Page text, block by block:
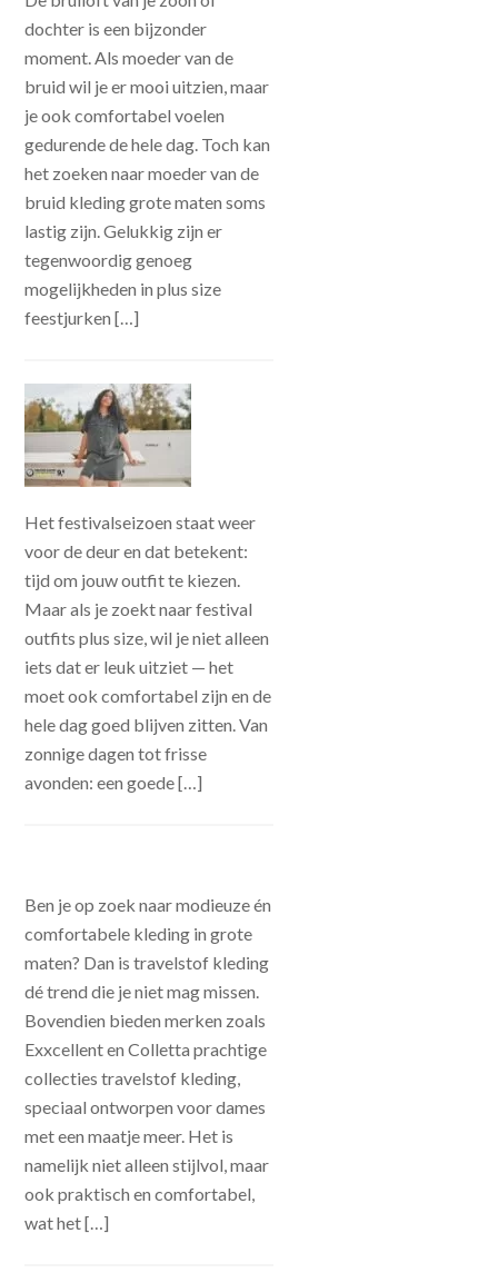
dochter is een bijzonder
moment. Als moeder van de
bruid wil je er mooi uitzien, maar
je ook comfortabel voelen
gedurende de hele dag. Toch kan
het zoeken naar moeder van de
bruid kleding grote maten soms
lastig zijn. Gelukkig zijn er
tegenwoordig genoeg
mogelijkheden in plus size
feestjurken […]
Het festivalseizoen staat weer
voor de deur en dat betekent:
tijd om jouw outfit te kiezen.
Maar als je zoekt naar festival
outfits plus size, wil je niet alleen
iets dat er leuk uitziet — het
moet ook comfortabel zijn en de
hele dag goed blijven zitten. Van
zonnige dagen tot frisse
avonden: een goede […]
Ben je op zoek naar modieuze én
comfortabele kleding in grote
maten? Dan is travelstof kleding
dé trend die je niet mag missen.
Bovendien bieden merken zoals
Exxcellent en Colletta prachtige
collecties travelstof kleding,
speciaal ontworpen voor dames
met een maatje meer. Het is
namelijk niet alleen stijlvol, maar
ook praktisch en comfortabel,
wat het […]